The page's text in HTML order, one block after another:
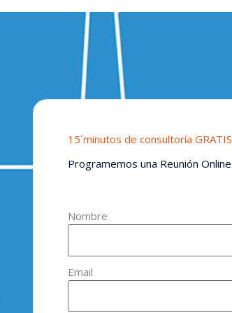
15´minutos de consultoría GRATIS
Programemos una Reunión Online
Nombre
Email